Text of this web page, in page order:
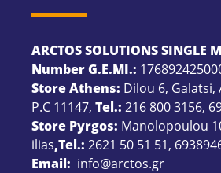
ARCTOS SOLUTIONS SINGLE
Number G.E.MI.:
Store Athens: Dilou 6, Galatsi,
P.C 11147, Tel.: 216 800 3156,
Store Pyrgos: Manolopoulou
ilias,Tel.: 2621 50 51 51,
Email: info@arctos.gr